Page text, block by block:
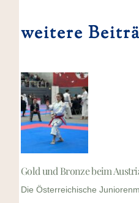
weitere
Gold und Bronze beim
Die Österreichische